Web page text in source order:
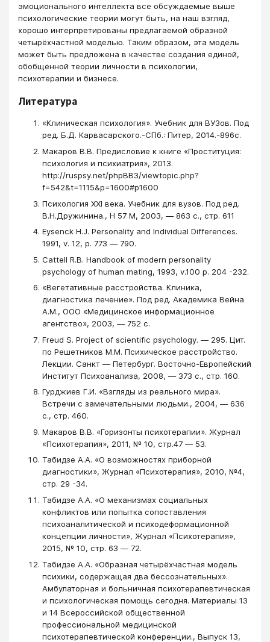
эмоционального интеллекта все обсуждаемые выше
психологические теории могут быть, на наш взгляд,
хорошо интерпретированы предлагаемой образной
четырёхчастной моделью. Таким образом, эта модель
может быть предложена в качестве создания единой,
обобщённой теории личности в психологии,
психотерапии и бизнесе.
Литература
«Клиническая психология». Учебник для ВУЗов. Под
ред. Б.Д. Карвасарского.-СПб.: Питер, 2014.-896с.
Макаров В.В. Предисловие к книге «Проституция:
психология и психиатрия», 2013.
http://ruspsy.net/phpBB3/viewtopic.php?
f=542&t=1115&p=1600#p1600
Психология XXI века. Учебник для вузов. Под ред.
В.Н.Дружинина., Н 57 М, 2003, ― 863 с., стр. 611
Eysenck H.J. Personality and Individual Differences.
1991, v. 12, p. 773 ― 790.
Сattell R.B. Handbook of modern personality
psychology of human mating, 1993, v.100 p. 204 -232.
«Вегетативные расстройства. Клиника,
диагностика лечение». Под ред. Академика Вейна
А.М., ООО «Медицинское информационное
агентство», 2003, ― 752 с.
Freud S. Project of scientific psychology. ― 295. Цит.
по Решетников М.М. Психическое расстройство.
Лекции. Санкт ― Петербург. Восточно-Европейский
Институт Психоанализа, 2008, ― 373 с., стр. 160.
Гурджиев Г.И. «Взгляды из реального мира».
Встречи с замечательными людьми., 2004, ― 636
с., стр. 460.
Макаров В.В. «Горизонты психотерапии». Журнал
«Психотерапия», 2011, № 10, стр.47 ― 53.
Табидзе А.А. «О возможностях приборной
диагностики», Журнал «Психотерапия», 2010, №4,
стр. 29 -34.
Табидзе А.А. «О механизмах социальных
конфликтов или попытка сопоставления
психоаналитической и психодеформационной
концепции личности», Журнал «Психотерапия»,
2015, № 10, стр. 63 ― 72.
Табидзе А.А. «Образная четырёхчастная модель
психики, содержащая два бессознательных».
Амбулаторная и больничная психотерапевтическая
и психологическая помощь сегодня. Материалы 13
и 14 Всероссийской общественной
профессиональной медицинской
психотерапевтической конференции., Выпуск 13,